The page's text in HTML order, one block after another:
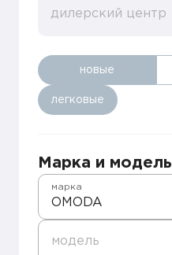
дилерский центр
новые
легковые
Марка и модель
OMODA
марка
модель